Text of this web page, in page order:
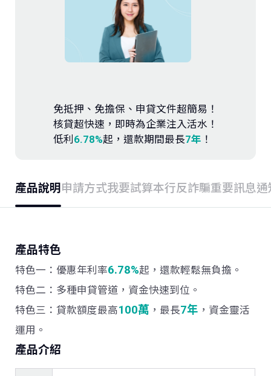
數位服務
免抵押、免擔保、申貸文件超簡易！
核貸超快速，即時為企業注入活水！
低利 6.78%起，還款期間最長7年 ！
產品說明 申請方式我要試算本行反詐騙重要訊息通
產品特色
特色一：優惠年利率6.78%起，還款輕鬆無負擔。
特色二：多種申貸管道，資金快速到位。
特色三：貸款額度最高100萬 ，最長7年 ，資金靈活
運用。
產品介紹